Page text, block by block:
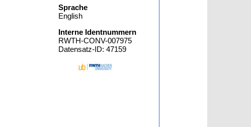
Sprache
English
Interne Identnummern
RWTH-CONV-007975
Datensatz-ID: 47159